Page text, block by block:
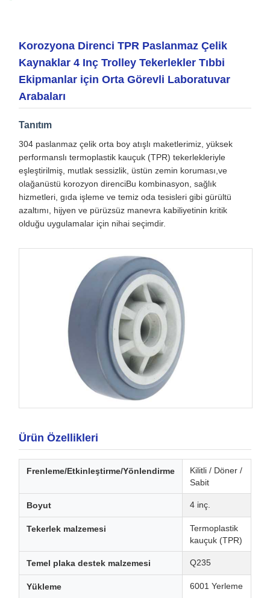
Korozyona Direnci TPR Paslanmaz Çelik
Kaynaklar 4 Inç Trolley Tekerlekler Tıbbi
Ekipmanlar için Orta Görevli Laboratuvar
Arabaları
Tanıtım
304 paslanmaz çelik orta boy atışlı maketlerimiz, yüksek
performanslı termoplastik kauçuk (TPR) tekerlekleriyle
eşleştirilmiş, mutlak sessizlik, üstün zemin koruması,ve
olağanüstü korozyon direnciBu kombinasyon, sağlık
hizmetleri, gıda işleme ve temiz oda tesisleri gibi gürültü
azaltımı, hijyen ve pürüzsüz manevra kabiliyetinin kritik
olduğu uygulamalar için nihai seçimdir.
Ürün Özellikleri
Frenleme/Etkinleştirme/Yönlendirme
Kilitli / Döner /
Sabit
Boyut 4 inç.
Tekerlek malzemesi
Termoplastik
kauçuk (TPR)
Temel plaka destek malzemesi Q235
Yükleme 6001 Yerleme